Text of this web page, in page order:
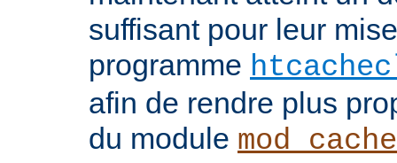
suffisant pour leur
programme
afin de rendre plus
du module